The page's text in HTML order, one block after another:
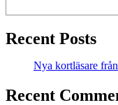
Recent Posts
Nya kortläsare
Recent